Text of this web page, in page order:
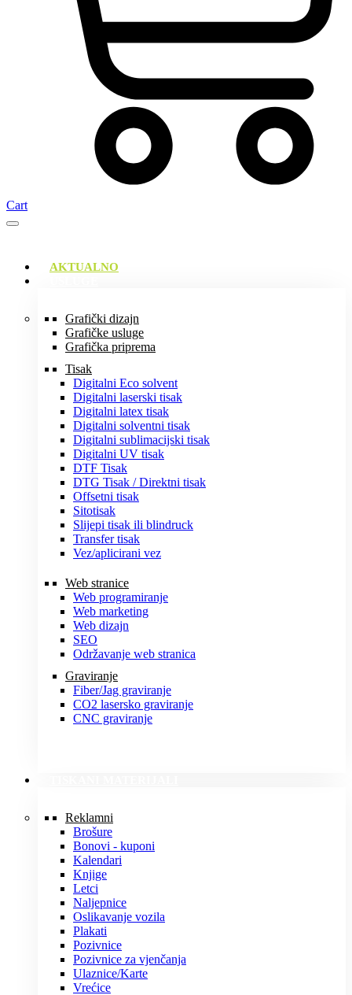
Cart
AKTUALNO
Grafički dizajn
Grafičke usluge
Grafička priprema
Tisak
Digitalni Eco solvent
Digitalni laserski tisak
Digitalni latex tisak
Digitalni solventni tisak
Digitalni sublimacijski tisak
Digitalni UV tisak
DTF Tisak
DTG Tisak / Direktni tisak
Offsetni tisak
Sitotisak
Slijepi tisak ili blindruck
Transfer tisak
Vez/aplicirani vez
Web stranice
Web programiranje
Web marketing
Web dizajn
SEO
Održavanje web stranica
Graviranje
Fiber/Jag graviranje
CO2 lasersko graviranje
CNC graviranje
Reklamni
Brošure
Bonovi - kuponi
Kalendari
Knjige
Letci
Naljepnice
Oslikavanje vozila
Plakati
Pozivnice
Pozivnice za vjenčanja
Ulaznice/Karte
Vrećice